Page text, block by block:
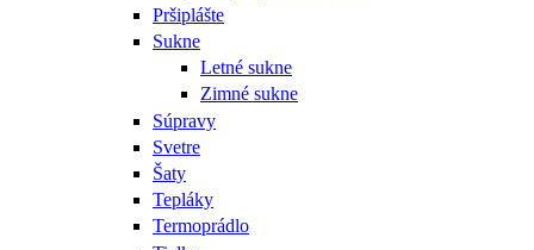
Pršiplášte
Sukne
Letné sukne
Zimné sukne
Súpravy
Svetre
Šaty
Tepláky
Termoprádlo